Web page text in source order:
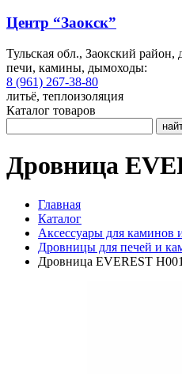
Центр “Заокск”
Тульская обл., Заокский район,
печи, камины, дымоходы:
8 (961) 267-38-80
литьё, теплоизоляция
Каталог товаров
Дровница
Главная
Каталог
Аксессуары для каминов
Дровницы для печей и
Дровница EVEREST